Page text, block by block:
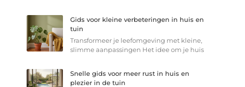
Gids voor kleine verbeteringen in huis en
tuin
Transformeer je leefomgeving met kleine,
slimme aanpassingen Het idee om je huis
Snelle gids voor meer rust in huis en
plezier in de tuin